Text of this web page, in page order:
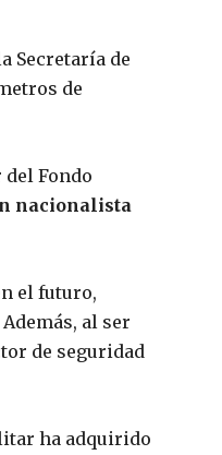
Secretaría de
de
Fondo
nacionalista
el futuro,
al ser
de seguridad
ha adquirido